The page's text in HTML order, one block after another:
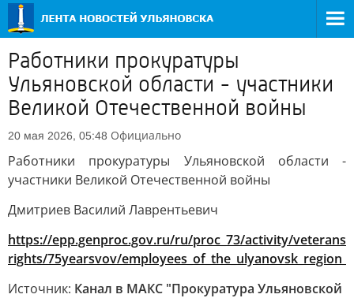
Работники прокуратуры
Ульяновской области - участники
Великой Отечественной войны
20 мая 2026, 05:48 Официально
Работники прокуратуры Ульяновской области -
участники Великой Отечественной войны
Дмитриев Василий Лаврентьевич
https://epp.genproc.gov.ru/ru/proc_73/activity/veterans-
rights/75yearsvov/
Источник: Канал в МАКС "Прокуратура Ульяновской